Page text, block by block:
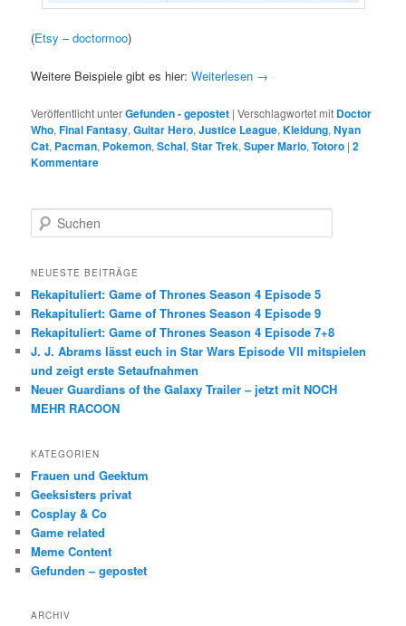
(Etsy – doctormoo)
Weitere Beispiele gibt es hier:Weiterlesen →
Veröffentlicht unterGefunden - gepostet |Verschlagwortet mit Doctor
Who,Final Fantasy,Guitar Hero,Justice League,Kleidung,Nyan
Cat, Pacman, Pokemon,Schal,Star Trek,Super Mario,Totoro |2
Kommentare
u
h
n
NEUESTE BEITRÄGE
Rekapituliert: Game of Thrones Season 4 Episode 5
Rekapituliert: Game of Thrones Season 4 Episode 9
Rekapituliert: Game of Thrones Season 4 Episode 7+8
J. J. Abrams lässt euch in Star Wars Episode VII mitspielen
und zeigt erste Setaufnahmen
Neuer Guardians of the Galaxy Trailer – jetzt mit NOCH
MEHR RACOON
KATEGORIEN
Frauen und Geektum
Geeksisters privat
Cosplay & Co
Game related
Meme Content
Gefunden – gepostet
ARCHIV